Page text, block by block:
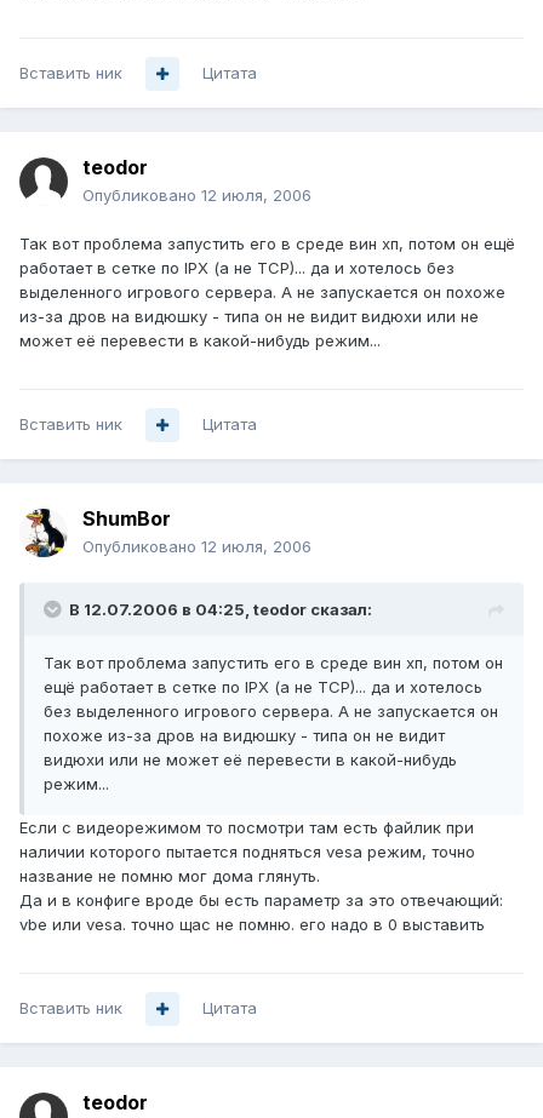
Вставить ник Цитата
teodor
Опубликовано 12 июля, 2006
Так вот проблема запустить его в среде вин хп, потом он ещё
работает в сетке по IPX (а не TCP)... да и хотелось без
выделенного игрового сервера. А не запускается он похоже
из-за дров на видюшку - типа он не видит видюхи или не
может её перевести в какой-нибудь режим...
Вставить ник Цитата
ShumBor
Опубликовано 12 июля, 2006
В 12.07.2006 в 04:25, teodor сказал:
Так вот проблема запустить его в среде вин хп, потом он
ещё работает в сетке по IPX (а не TCP)... да и хотелось
без выделенного игрового сервера. А не запускается он
похоже из-за дров на видюшку - типа он не видит
видюхи или не может её перевести в какой-нибудь
режим...
Если с видеорежимом то посмотри там есть файлик при
наличии которого пытается подняться vesa режим, точно
название не помню мог дома глянуть.
Да и в конфиге вроде бы есть параметр за это отвечающий:
vbe или vesa. точно щас не помню. его надо в 0 выставить
Вставить ник Цитата
teodor